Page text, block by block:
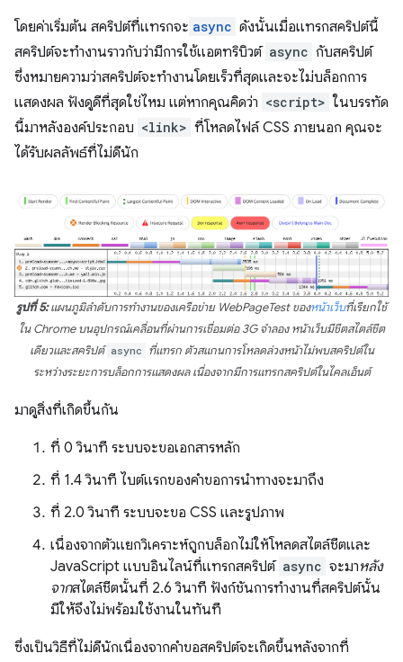
โดยค่าเริ่มต้น สคริปต์ที่แทรกจะ async ดังนั้นเมื่อแทรกสคริปต์นี้
สคริปต์จะทำงานราวกับว่ามีการใช้แอตทริบิวต์ async กับสคริปต์
ซึ่งหมายความว่าสคริปต์จะทำงานโดยเร็วที่สุดและจะไม่บล็อกการ
แสดงผล ฟังดูดีที่สุดใช่ไหม แต่หากคุณคิดว่า <script> ในบรรทัด
นี้มาหลังองค์ประกอบ <link> ที่โหลดไฟล์ CSS ภายนอก คุณจะ
ได้รับผลลัพธ์ที่ไม่ดีนัก
รูปที่ 5:แผนภูมิลำดับการทำงานของเครือข่าย WebPageTest ของหน้าเว็บที่เรียกใช้
ใน Chrome บนอุปกรณ์เคลื่อนที่ผ่านการเชื่อมต่อ 3G จำลอง หน้าเว็บมีชีตสไตล์ชีต
เดียวและสคริปต์ async ที่แทรก ตัวสแกนการโหลดล่วงหน้าไม่พบสคริปต์ใน
ระหว่างระยะการบล็อกการแสดงผล เนื่องจากมีการแทรกสคริปต์ในไคลเอ็นต์
มาดูสิ่งที่เกิดขึ้นกัน
ที่ 0 วินาที ระบบจะขอเอกสารหลัก
ที่ 1.4 วินาที ไบต์แรกของคำขอการนำทางจะมาถึง
ที่ 2.0 วินาที ระบบจะขอ CSS และรูปภาพ
เนื่องจากตัวแยกวิเคราะห์ถูกบล็อกไม่ให้โหลดสไตล์ชีตและ
JavaScript แบบอินไลน์ที่แทรกสคริปต์ async จะมาหลัง
จากสไตล์ชีตนั้นที่ 2.6 วินาที ฟังก์ชันการทำงานที่สคริปต์นั้น
มีให้จึงไม่พร้อมใช้งานในทันที
ซึ่งเป็นวิธีที่ไม่ดีนักเนื่องจากคำขอสคริปต์จะเกิดขึ้นหลังจากที่